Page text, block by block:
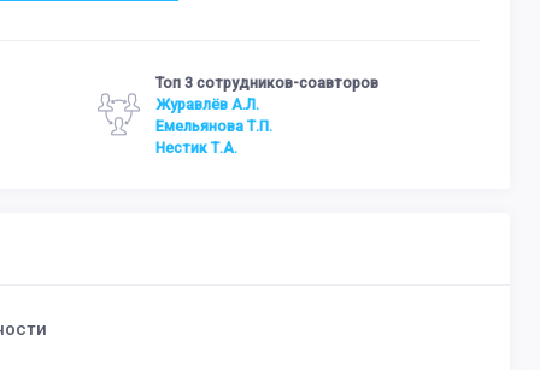
Топ 3 сотрудников-соавторов
Журавлёв А.Л.
Емельянова Т.П.
Нестик Т.А.